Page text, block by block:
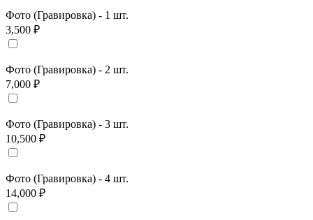
Фото (Гравировка) - 1 шт.
3,500 ₽
Фото (Гравировка) - 2 шт.
7,000 ₽
Фото (Гравировка) - 3 шт.
10,500 ₽
Фото (Гравировка) - 4 шт.
14,000 ₽